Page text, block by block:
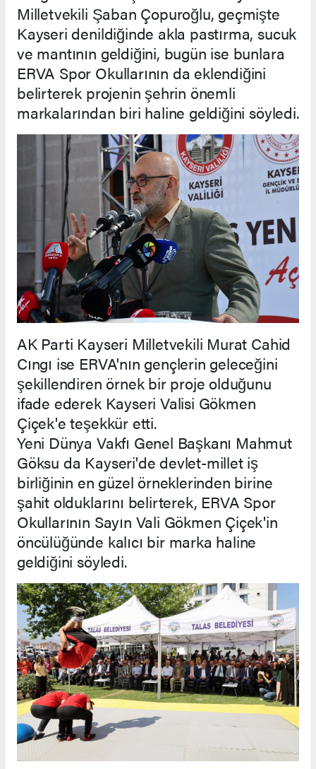
Milletvekili Şaban Çopuroğlu, geçmişte
Kayseri denildiğinde akla pastırma, sucuk
ve mantının geldiğini, bugün ise bunlara
ERVA Spor Okullarının da eklendiğini
belirterek projenin şehrin önemli
markalarından biri haline geldiğini söyledi.
AK Parti Kayseri Milletvekili Murat Cahid
Cıngı ise ERVA'nın gençlerin geleceğini
şekillendiren örnek bir proje olduğunu
ifade ederek Kayseri Valisi Gökmen
Çiçek'e teşekkür etti.
Yeni Dünya Vakfı Genel Başkanı Mahmut
Göksu da Kayseri'de devlet-millet iş
birliğinin en güzel örneklerinden birine
şahit olduklarını belirterek, ERVA Spor
Okullarının Sayın Vali Gökmen Çiçek'in
öncülüğünde kalıcı bir marka haline
geldiğini söyledi.